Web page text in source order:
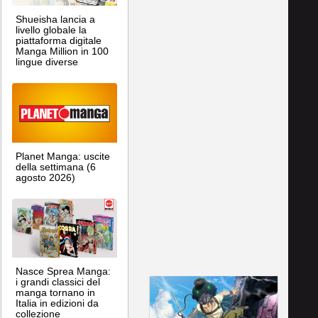
Shueisha lancia a
livello globale la
piattaforma digitale
Manga Million in 100
lingue diverse
Planet Manga: uscite
della settimana (6
agosto 2026)
Nasce Sprea Manga:
i grandi classici del
manga tornano in
Italia in edizioni da
collezione